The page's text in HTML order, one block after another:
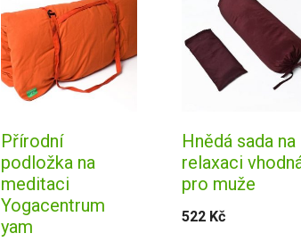
Přírodní
podložka na
meditaci
Yogacentrum
yam
Hnědá sada na
relaxaci
pro muže
522 Kč